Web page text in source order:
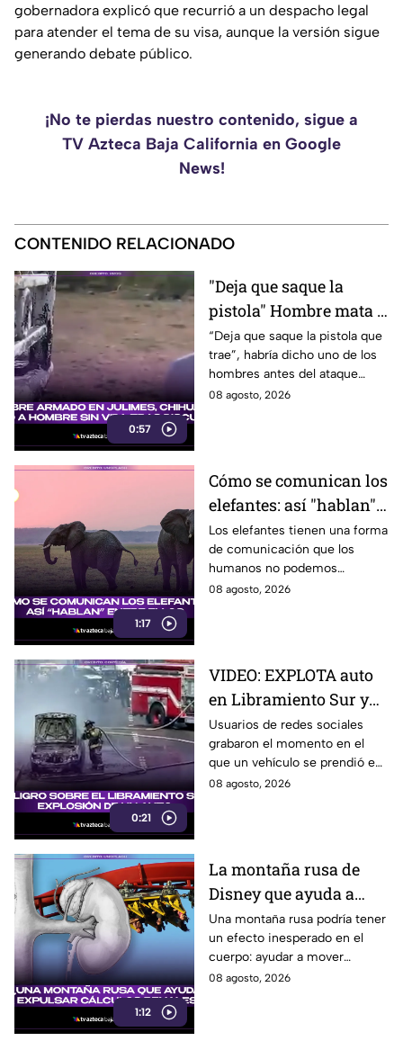
gobernadora explicó que recurrió a un despacho legal
para atender el tema de su visa, aunque la versión sigue
generando debate público.
¡No te pierdas nuestro contenido, sigue a
TV Azteca Baja California en Google
News!
CONTENIDO RELACIONADO
0:57
"Deja que saque la
pistola" Hombre mata a
padre y hiere a su hijo
por supuestamente
invador un camino
“Deja que saque la pistola que
trae”, habría dicho uno de los
hombres antes del ataque
armado en Julimes, Chihuahua
08 agosto, 2026
1:17
Cómo se comunican los
elefantes: así "hablan"
entre ellos
Los elefantes tienen una forma
de comunicación que los
humanos no podemos
escuchar, ellos “hablan” de una
08 agosto, 2026
0:21
VIDEO: EXPLOTA auto
en Libramiento Sur y
ocasiona fuerte tráfico
en Tijuana este sábado;
cerca de 5 y 10
Usuarios de redes sociales
grabaron el momento en el
que un vehículo se prendió en
llamas sobre el Libramiento, lo
08 agosto, 2026
1:12
La montaña rusa de
Disney que ayuda a
expulsar cálculos
renales, según estudio
Una montaña rusa podría tener
un efecto inesperado en el
cuerpo: ayudar a mover
pequeños cálculos renales
08 agosto, 2026